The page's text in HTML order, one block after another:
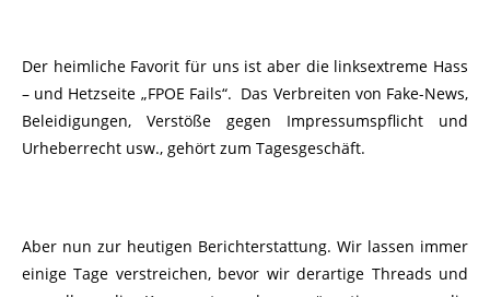
Der heimliche Favorit für uns ist aber die linksextreme Hass
– und Hetzseite „FPOE Fails“. Das Verbreiten von Fake-News,
Beleidigungen, Verstöße gegen Impressumspflicht und
Urheberrecht usw., gehört zum Tagesgeschäft.
Aber nun zur heutigen Berichterstattung. Wir lassen immer
einige Tage verstreichen, bevor wir derartige Threads und